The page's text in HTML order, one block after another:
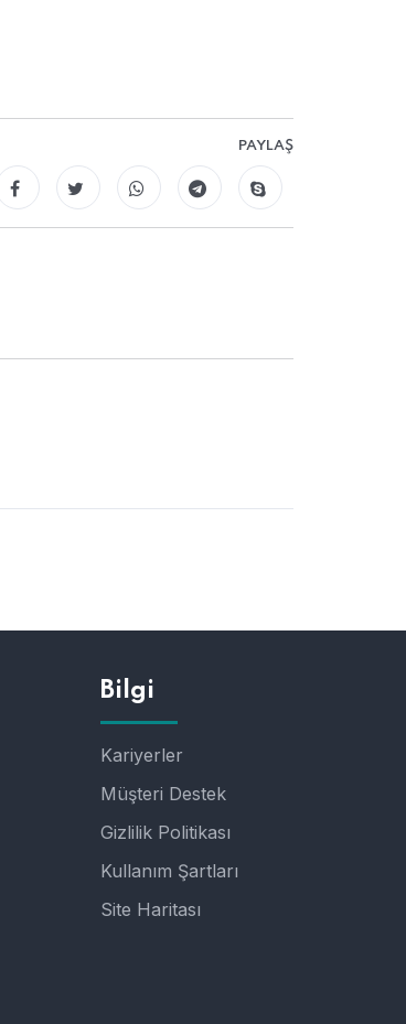
PAYLAŞ
Bilgi
Kariyerler
Müşteri Destek
Gizlilik Politikası
Kullanım Şartları
Site Haritası